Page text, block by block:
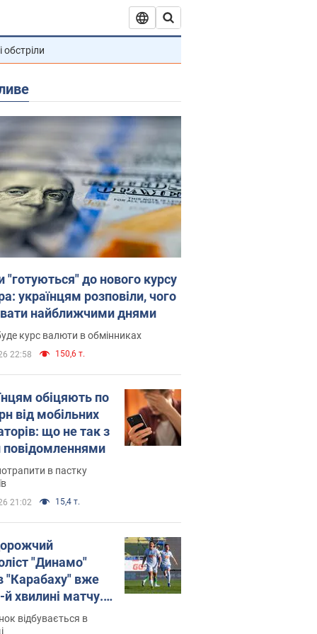
обстріли
"готуються" до нового курсу
українцям розповіли, чого
найближчими днями
курс валюти в обмінниках
22:58 150,6 т.
обіцяють по
від мобільних
що не так з
в пастку
21:02 15,4 т.
"Динамо"
"Карабаху" вже
й хвилині матчу.
відбувається в